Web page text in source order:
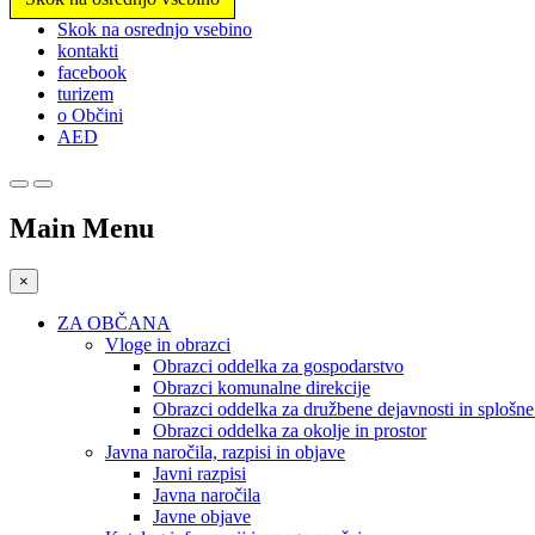
Prosimo,
upoštevajte:
spletno
mesto
vključuje
sistem
Pritisnite
F11,
prilagodite
spletno
slabovidnim,
Skok na osrednjo vsebino
kontakti
facebook
turizem
o Občini
AED
Main Menu
×
ZA OBČANA
Vloge in obrazci
Obrazci oddelka za gospodarstvo
Obrazci komunalne direkcije
Obrazci oddelka za družbene dejavnosti in
Obrazci oddelka za okolje in prostor
Javna naročila, razpisi in objave
Javni razpisi
Javna naročila
Javne objave